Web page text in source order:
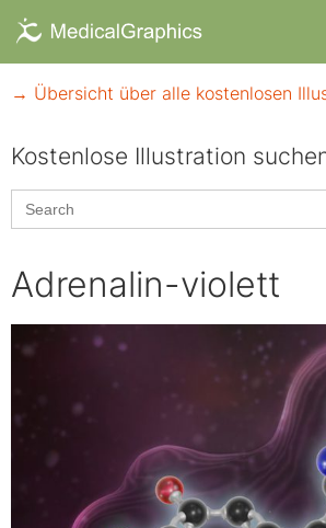
→ Übersicht über alle kostenlosen
Kostenlose Illustration
Search
for:
Adrenalin-violett